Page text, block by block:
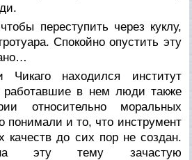
переступить через куклу,
Спокойно опустить эту
Чикаго находился институт
в нем люди также
относительно моральных
понимали и то, что инструмент
качеств до сих пор не создан.
эту тему зачастую